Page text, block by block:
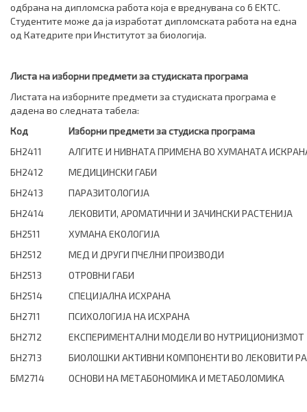
одбрана на дипломска работа која е вреднувана со 6 ЕКТС.
Студентите може да ја изработат дипломската работа на една
од Катедрите при Институтот за биологија.
Листа на изборни предметиза студиската програма
Листата на изборните предмети за студиската програма е
дадена во следната табела:
Код
Изборни предмети за студиска програма
БН2411
АЛГИТЕ И НИВНАТА ПРИМЕНА ВО ХУМАНАТА
БН2412
МЕДИЦИНСКИ ГАБИ
БН2413
ПАРАЗИТОЛОГИЈА
БН2414
ЛЕКОВИТИ, АРОМАТИЧНИ И ЗАЧИНСКИ РАСТЕНИЈА
БН2511
ХУМАНА ЕКОЛОГИЈА
БН2512
МЕД И ДРУГИ ПЧЕЛНИ ПРОИЗВОДИ
БН2513
ОТРОВНИ ГАБИ
БН2514
СПЕЦИЈАЛНА ИСХРАНА
БН2711
ПСИХОЛОГИЈА НА ИСХРАНА
БН2712
ЕКСПЕРИМЕНТАЛНИ МОДЕЛИ ВО НУТРИЦИОНИЗМОТ
БН2713
БИОЛОШКИ АКТИВНИ КОМПОНЕНТИ ВО ЛЕКОВИТИ
БМ2714
ОСНОВИ НА МЕТАБОНОМИКА И МЕТАБОЛОМИКА